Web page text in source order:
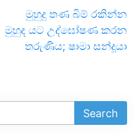
මුහුදු තණ බිම් රකින්න
මුහුද යට උද්ඝෝෂණ කරන
තරුණිය; ෂාමා සන්දූයා